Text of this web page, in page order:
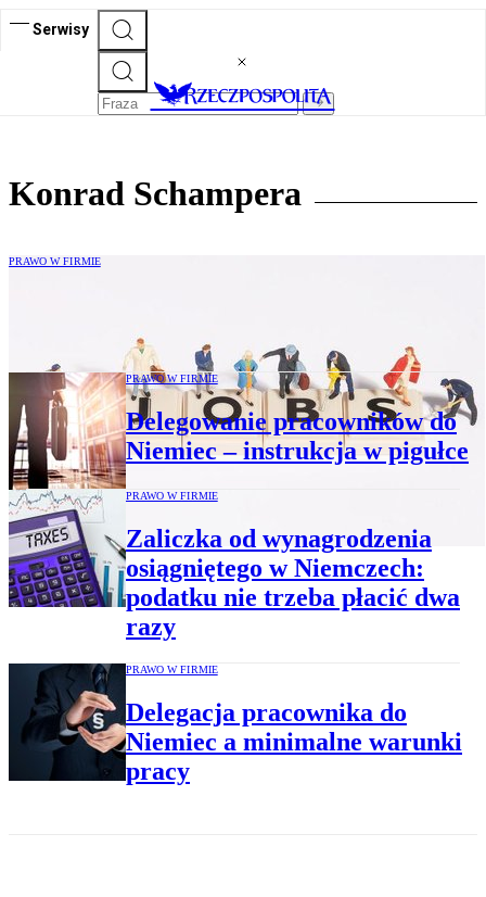
Serwisy
Konrad Schampera
PRAWO W FIRMIE
wiza „Vander Elst”
PRAWO W FIRMIE
Delegowanie pracowników do
Niemiec – instrukcja w pigułce
PRAWO W FIRMIE
Zaliczka od wynagrodzenia
osiągniętego w Niemczech:
podatku nie trzeba płacić dwa
razy
PRAWO W FIRMIE
Delegacja pracownika do
Niemiec a minimalne warunki
pracy